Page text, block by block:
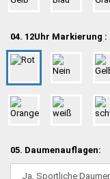
04. 12Uhr Markierung :
05. Daumenauflagen: